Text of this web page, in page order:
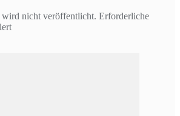
nicht veröffentlicht. Erforderliche